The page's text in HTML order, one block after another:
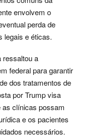
envolvem o
perda de
legais e éticas.
ressaltou a
federal para garantir
dos tratamentos de
por Trump visa
as clínicas possam
e os pacientes
necessários.